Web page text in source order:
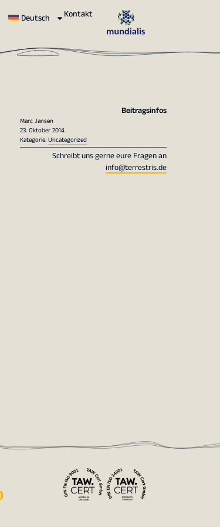
Deutsch Kontakt
Beitragsinfos
Marc Jansen
23. Oktober 2014
Kategorie:Uncategorized
Schreibt uns gerne eure Fragen an
info@terrestris.de